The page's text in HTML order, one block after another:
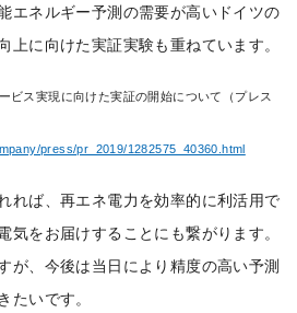
エネルギー予測の需要が高いドイツの
上に向けた実証実験も重ねています。
ビス実現に向けた実証の開始について（プレス
press/pr_2019/1282575_40360.html
れば、再エネ電力を効率的に利活用で
気をお届けすることにも繋がります。
が、今後は当日により精度の高い予測
たいです。